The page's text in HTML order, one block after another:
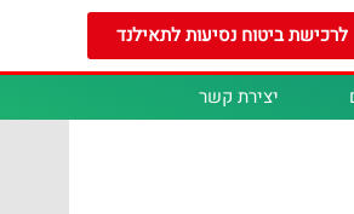
לרכישת ביטוח נסיעות לתאילנד
יצירת קשר